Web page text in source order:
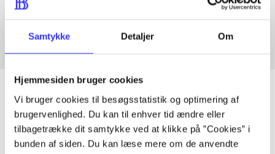
Samtykke Detaljer Om
Hjemmesiden bruger cookies
Vi bruger cookies til besøgsstatistik og optimering af
brugervenlighed. Du kan til enhver tid ændre eller
tilbagetrække dit samtykke ved at klikke på ”Cookies” i
bunden af siden. Du kan læse mere om de anvendte
Fra
Artikler
Alle registrerede artikler fordelt på udgivelser